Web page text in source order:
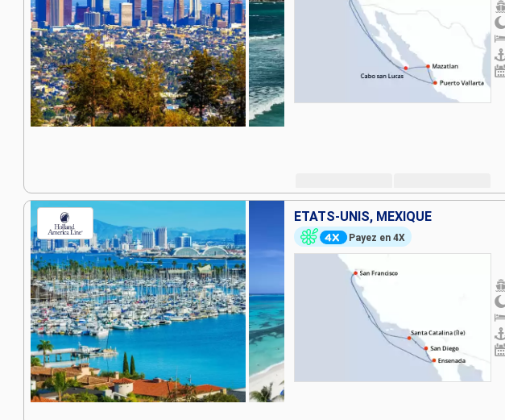
ÉTATS-UNIS, MEXIQUE
Payez en 4X